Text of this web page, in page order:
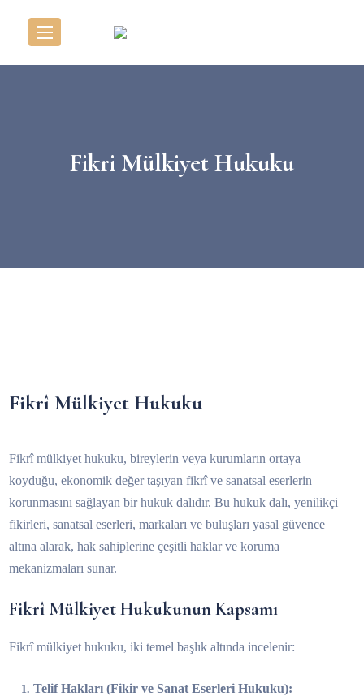
Fikri Mülkiyet Hukuku
Fikrî Mülkiyet Hukuku
Fikrî mülkiyet hukuku, bireylerin veya kurumların ortaya
koyduğu, ekonomik değer taşıyan fikrî ve sanatsal eserlerin
korunmasını sağlayan bir hukuk dalıdır. Bu hukuk dalı, yenilikçi
fikirleri, sanatsal eserleri, markaları ve buluşları yasal güvence
altına alarak, hak sahiplerine çeşitli haklar ve koruma
mekanizmaları sunar.
Fikrî Mülkiyet Hukukunun Kapsamı
Fikrî mülkiyet hukuku, iki temel başlık altında incelenir:
Telif Hakları (Fikir ve Sanat Eserleri Hukuku):